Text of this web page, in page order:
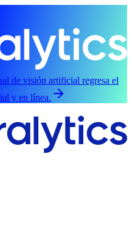
de visión artificial regresa el
y en línea.